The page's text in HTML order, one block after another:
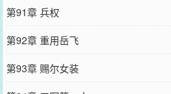
第91章 兵权
第92章 重用岳飞
第93章 赐尔女装